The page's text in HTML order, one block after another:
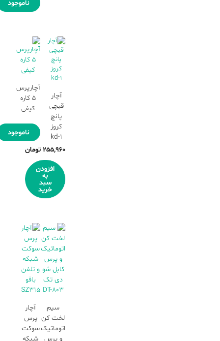
ناموجود
آچار
قیچی
پانچ
کروز
kd-1
۲۵۵,۹۶۰ تومان
افزودن
به
سبد
خرید
آچارپرس
۵ کاره
کیفی
ناموجود
سیم
لخت کن
اتوماتیک
و پرس
آچار
پرس
سوکت
شبکه